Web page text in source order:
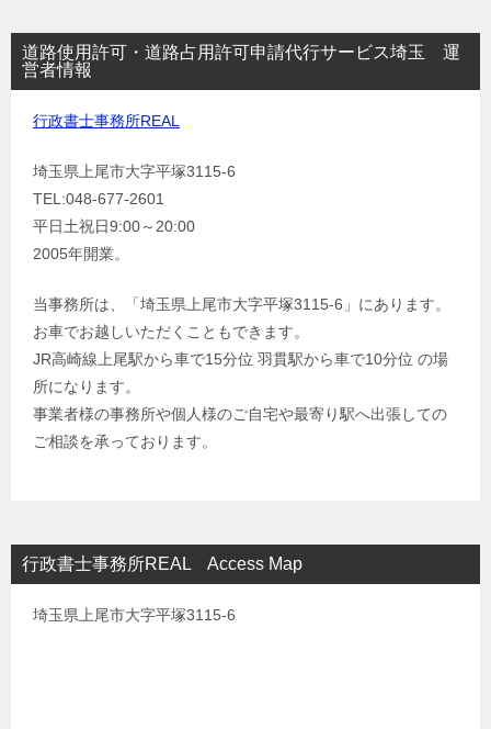
道路使用許可・道路占用許可申請代行サービス埼玉 運
営者情報
行政書士事務所REAL
埼玉県上尾市大字平塚3115-6
TEL:048-677-2601
平日土祝日9:00～20:00
2005年開業。
当事務所は、「埼玉県上尾市大字平塚3115-6」にあります。
お車でお越しいただくこともできます。
JR高崎線上尾駅から車で15分位 羽貫駅から車で10分位 の場
所になります。
事業者様の事務所や個人様のご自宅や最寄り駅へ出張しての
ご相談を承っております。
行政書士事務所REAL Access Map
埼玉県上尾市大字平塚3115-6